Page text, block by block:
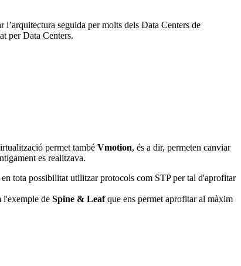
seguida per molts dels Data Centers de
per Data Centers.
permet també Vmotion, és a dir, permeten canviar
es realitzava.
tota possibilitat utilitzar protocols com STP per tal d'aprofitar
l'exemple de Spine & Leafque ens permet aprofitar al màxim